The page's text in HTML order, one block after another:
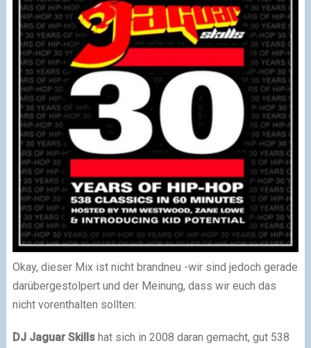
Okay, dieser Mix ist nicht brandneu -wir sind jedoch gerade
darübergestolpert und der Meinung, dass wir euch das
nicht vorenthalten sollten:
DJ Jaguar Skillshat sich in 2008 daran gemacht, gut 538